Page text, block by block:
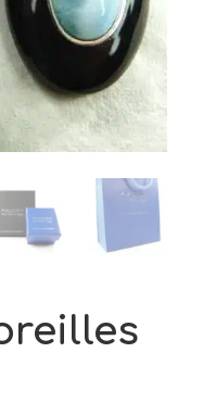
ambre de
rhodié
+ AJOUTER